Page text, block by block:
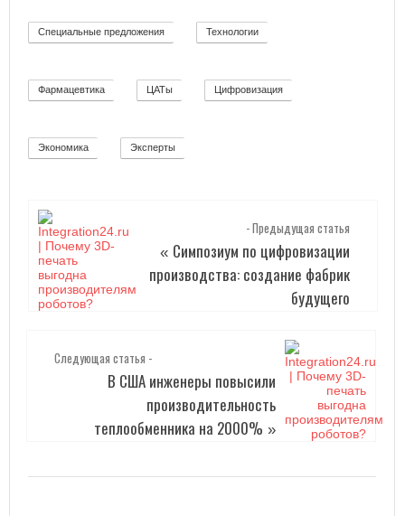
Специальные предложения Технологии
Фармацевтика ЦАТы Цифровизация
Экономика Эксперты
- Предыдущая статья
« Симпозиум по цифровизации
производства: создание фабрик
будущего
Следующая статья -
В США инженеры повысили
производительность
теплообменника на 2000% »